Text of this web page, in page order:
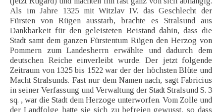
Als im Jahre 1325 mit Witzlav IV. das Geschlecht der
Fürsten von Rügen ausstarb, brachte es Stralsund aus
Dankbarkeit für den geleisteten Beistand dahin, dass die
Stadt samt dem ganzen Fürstentum Rügen den Herzog von
Pommern zum Landesherrn erwählte und dadurch dem
deutschen Reiche einverleibt wurde. Der jetzt folgende
Zeitraum von 1325 bis 1522 war der der höchsten Blüte und
Macht Stralsunds. Fast nur dem Namen nach, sagt Fabricius
in seiner Verfassung und Verwaltung der Stadt Stralsund S. 3
sq. , war die Stadt dem Herzoge unterworfen. Vom Zolle und
der Landfolge hatte sie sich zu befreien gewusst, so dass